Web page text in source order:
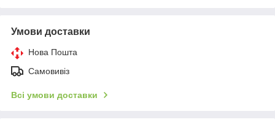
Умови доставки
Нова Пошта
Самовивіз
Всі умови доставки